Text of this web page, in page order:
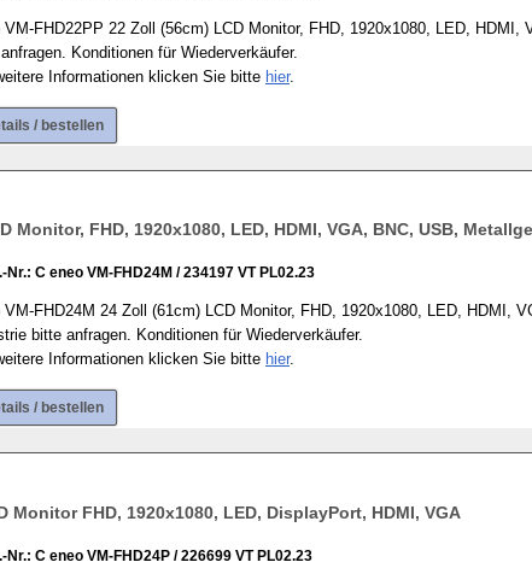
VM-FHD22PP 22 Zoll (56cm) LCD Monitor, FHD, 1920x1080, LED,
Konditionen für Wiederverkäufer.
Informationen klicken Sie bitte hier.
/ bestellen
Monitor, FHD, 1920x1080, LED, HDMI, VGA, BNC, USB,
Nr.: C eneo VM-FHD24M / 234197 VT PL02.23
VM-FHD24M 24 Zoll (61cm) LCD Monitor, FHD, 1920x1080, LED, HDMI,
bitte anfragen. Konditionen für Wiederverkäufer.
Informationen klicken Sie bitte hier.
/ bestellen
Monitor FHD, 1920x1080, LED, DisplayPort, HDMI, VGA
Nr.: C eneo VM-FHD24P / 226699 VT PL02.23